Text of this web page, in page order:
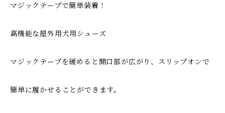
マジックテープで簡単装着！
高機能な屋外用犬用シューズ
マジックテープを緩めると開口部が広がり、スリップオンで
簡単に履かせることができます。